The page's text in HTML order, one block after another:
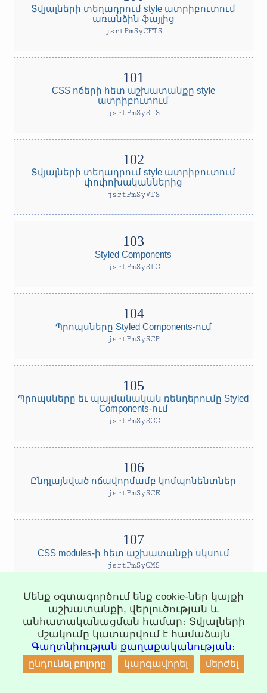
Տվյալների տեղադրում style ատրիբուտում
առանձին ֆայլից
jsrtPmSyCFTS
CSS ոճերի հետ աշխատանքը style
ատրիբուտում
jsrtPmSySIS
Տվյալների տեղադրում style ատրիբուտում
փոփոխականներից
jsrtPmSyVTS
Styled Components
jsrtPmSyStC
Պրոպսները Styled Components-ում
jsrtPmSySCP
Պրոպսները եւ պայմանական ռենդերումը Styled
Components-ում
jsrtPmSySCC
Ընդլայնված ոճավորմամբ կոմպոնենտներ
jsrtPmSySCE
CSS modules-ի հետ աշխատանքի սկսում
jsrtPmSyCMS
CSS modules-ի հետ աշխատանքի
շարունակություն
jsrtPmSyCMF
Մենք օգտագործում ենք cookie-ներ կայքի
աշխատանքի, վերլուծության և
անհատականացման համար։ Տվյալների
մշակումը կատարվում է համաձայն
Գաղտնիության քաղաքականության։
ընդունել բոլորը կարգավորել մերժել